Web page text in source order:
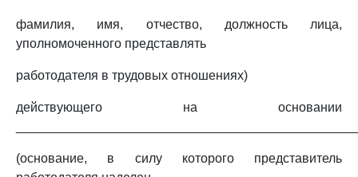
фамилия, имя, отчество, должность лица,
уполномоченного представлять
работодателя в трудовых отношениях)
действующего на основании
(основание, в силу которого представитель